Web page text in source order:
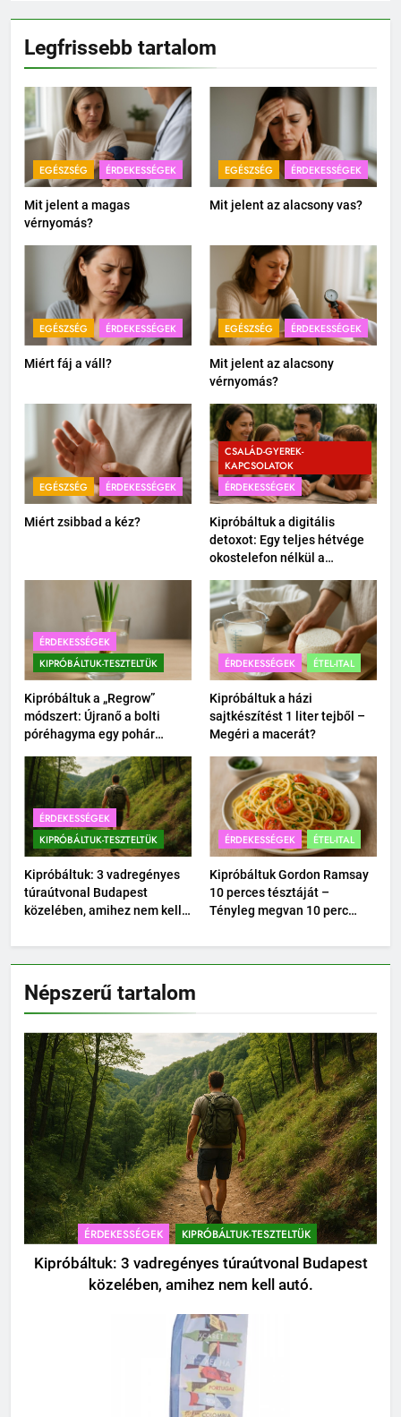
Legfrissebb tartalom
EGÉSZSÉG ÉRDEKESSÉGEK
Mit jelent a magas
vérnyomás?
EGÉSZSÉG ÉRDEKESSÉGEK
Mit jelent az alacsony vas?
EGÉSZSÉG ÉRDEKESSÉGEK
Miért fáj a váll?
EGÉSZSÉG ÉRDEKESSÉGEK
Mit jelent az alacsony
vérnyomás?
EGÉSZSÉG ÉRDEKESSÉGEK
Miért zsibbad a kéz?
CSALÁD-GYEREK-
KAPCSOLATOK
ÉRDEKESSÉGEK
Kipróbáltuk a digitális
detoxot: Egy teljes hétvége
okostelefon nélkül a
ÉRDEKESSÉGEK
KIPRÓBÁLTUK-TESZTELTÜK
Kipróbáltuk a „Regrow”
módszert: Újranő a bolti
póréhagyma egy pohár
ÉRDEKESSÉGEK ÉTEL-ITAL
Kipróbáltuk a házi
sajtkészítést 1 liter tejből –
Megéri a macerát?
ÉRDEKESSÉGEK
KIPRÓBÁLTUK-TESZTELTÜK
Kipróbáltuk: 3 vadregényes
túraútvonal Budapest
közelében, amihez nem kell
ÉRDEKESSÉGEK ÉTEL-ITAL
Kipróbáltuk Gordon Ramsay
10 perces tésztáját –
Tényleg megvan 10 perc
Népszerű tartalom
ÉRDEKESSÉGEK KIPRÓBÁLTUK-TESZTELTÜK
Kipróbáltuk: 3 vadregényes túraútvonal Budapest
közelében, amihez nem kell autó.